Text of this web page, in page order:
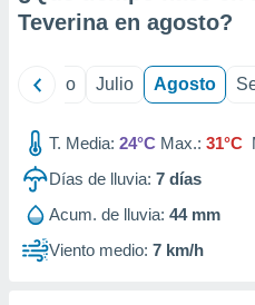
Teverina en agosto?
Junio Julio Agosto
T. Media: 24°C Max.: 31°C
Días de lluvia: 7 días
Acum. de lluvia: 44 mm
Viento medio: 7 km/h